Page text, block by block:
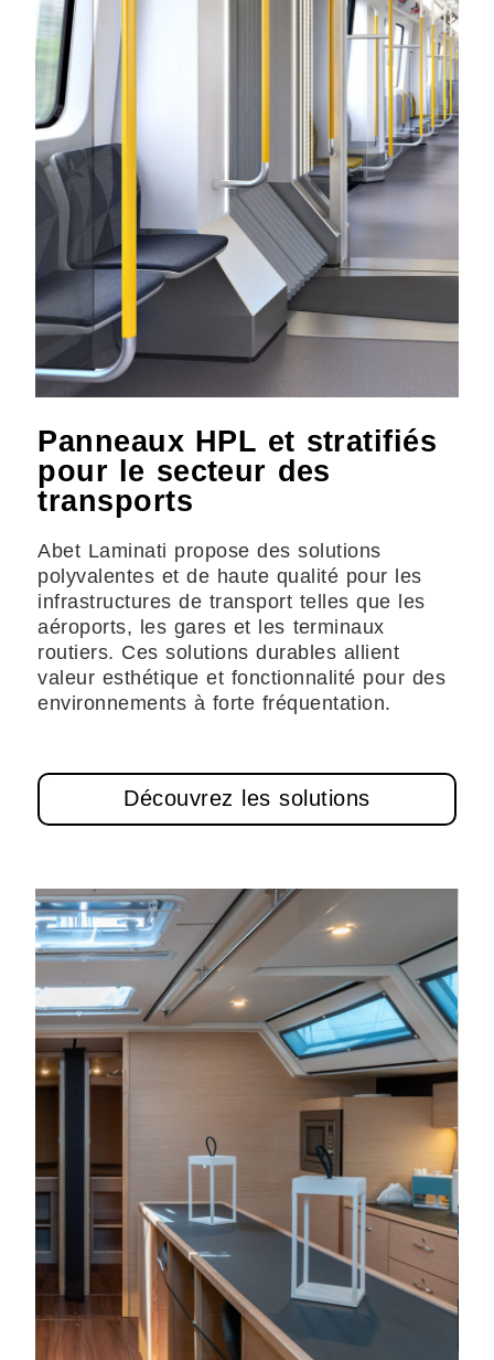
Panneaux HPL et stratifiés
pour le secteur des
transports
Abet Laminati propose des solutions
polyvalentes et de haute qualité pour les
infrastructures de transport telles que les
aéroports, les gares et les terminaux
routiers. Ces solutions durables allient
valeur esthétique et fonctionnalité pour des
environnements à forte fréquentation.
Découvrez les solutions